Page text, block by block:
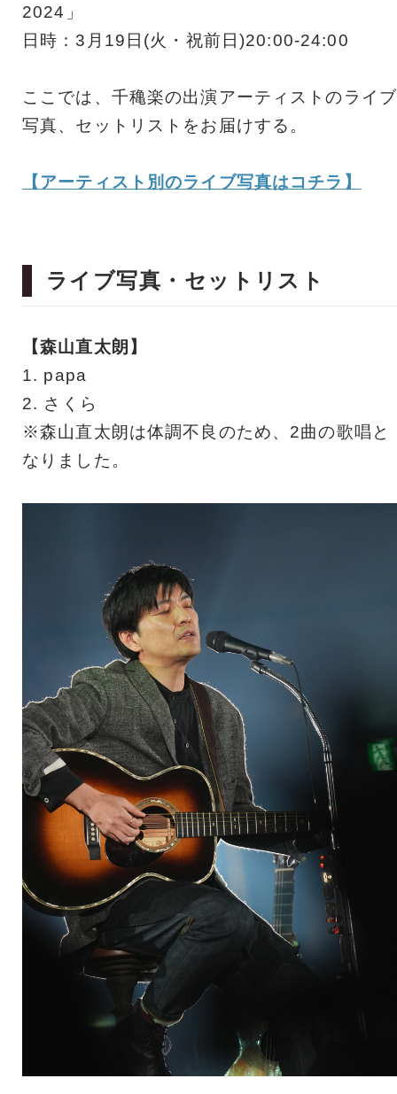
2024」
日時：3月19日(火・祝前日)20:00-24:00
ここでは、千穐楽の出演アーティストのライブ
写真、セットリストをお届けする。
【アーティスト別のライブ写真はコチラ】
ライブ写真・セットリスト
【森山直太朗】
1. papa
2. さくら
※森山直太朗は体調不良のため、2曲の歌唱と
なりました。